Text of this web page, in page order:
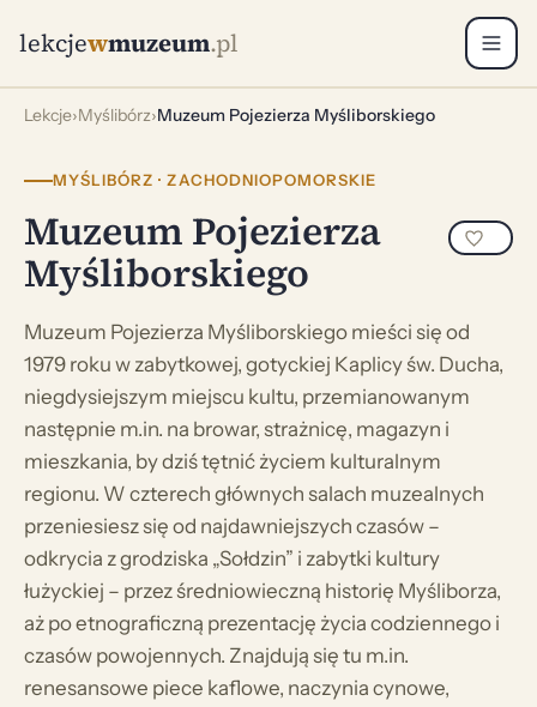
lekcjewmuzeum.pl
Lekcje›Myślibórz›Muzeum Pojezierza Myśliborskiego
MYŚLIBÓRZ · ZACHODNIOPOMORSKIE
Muzeum Pojezierza
Myśliborskiego
Muzeum Pojezierza Myśliborskiego mieści się od
1979 roku w zabytkowej, gotyckiej Kaplicy św. Ducha,
niegdysiejszym miejscu kultu, przemianowanym
następnie m.in. na browar, strażnicę, magazyn i
mieszkania, by dziś tętnić życiem kulturalnym
regionu. W czterech głównych salach muzealnych
przeniesiesz się od najdawniejszych czasów –
odkrycia z grodziska „Sołdzin” i zabytki kultury
łużyckiej – przez średniowieczną historię Myśliborza,
aż po etnograficzną prezentację życia codziennego i
czasów powojennych. Znajdują się tu m.in.
renesansowe piece kaflowe, naczynia cynowe,